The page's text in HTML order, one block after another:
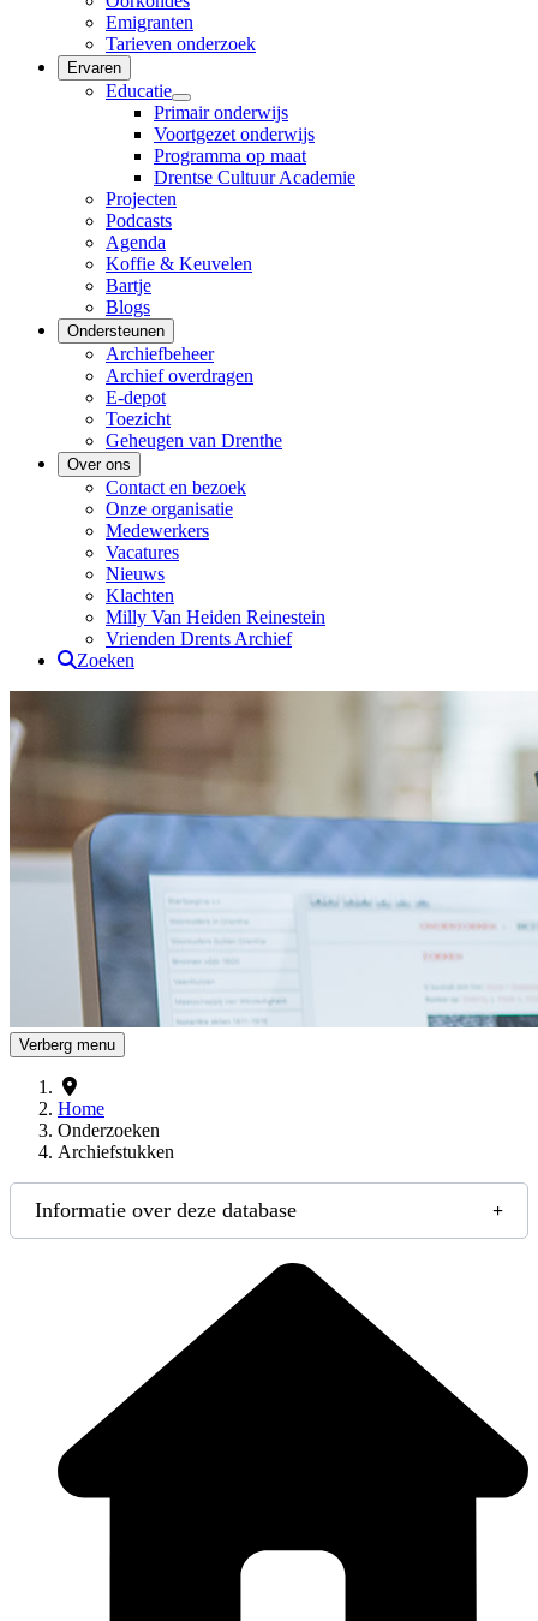
Emigranten
Tarieven onderzoek
Ervaren
Educatie
Primair onderwijs
Voortgezet onderwijs
Programma op maat
Drentse Cultuur Academie
Projecten
Podcasts
Agenda
Koffie & Keuvelen
Bartje
Blogs
Ondersteunen
Archiefbeheer
Archief overdragen
E-depot
Toezicht
Geheugen van Drenthe
Over ons
Contact en bezoek
Onze organisatie
Medewerkers
Vacatures
Nieuws
Klachten
Milly Van Heiden Reinestein
Vrienden Drents Archief
Zoeken
Drents Archief
Verberg menu
Home
Onderzoeken
Archiefstukken
Informatie over deze database